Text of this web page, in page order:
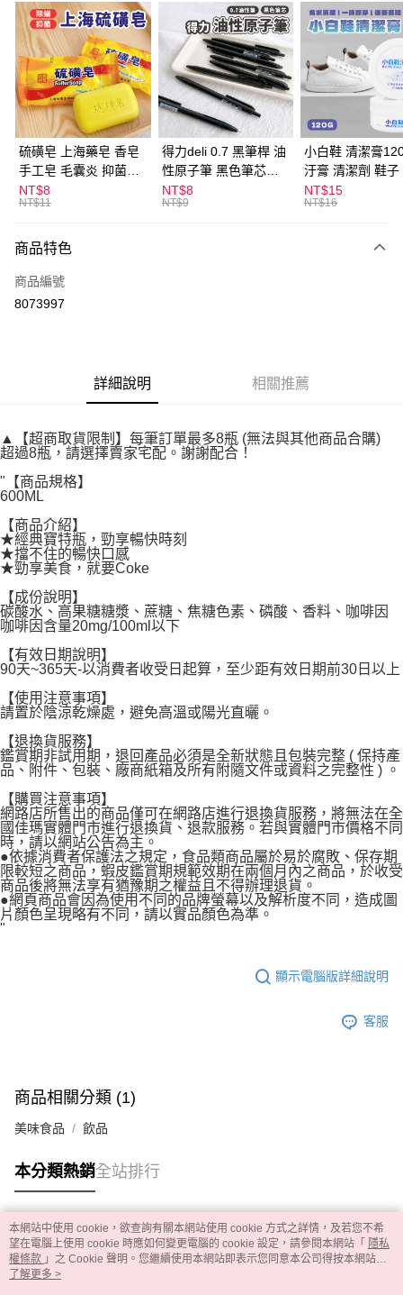
超商取貨付款
LINE Pay
Apple Pay
街口支付
悠遊付
ATM付款
全家取貨付款
每筆NT$60，滿NT$599(含以上)免運費
付款後全家取貨
每筆NT$60，滿NT$599(含以上)免運費
每筆NT$60，滿NT$599(含以上)免運費
宅配
每筆NT$120，滿NT$1,999(含以上)免運費
硫磺皂 上海藥皂 香皂
手工皂 毛囊炎 抑菌除
蟎 清潔護膚 去油去痘
寵物皮膚病 狗狗貓咪
NT$8
NT$11
得力deli 0.7 黑筆桿 油
性原子筆 黑色筆芯
S304
NT$8
NT$9
小白鞋 清潔膏
汙膏 清潔劑 鞋子
漬 白皮鞋 鞋油
NT$15
NT$16
商品特色
商品編號
8073997
詳細說明 相關推薦
▲【超商取貨限制】每筆訂單最多8瓶 (無法與其他商品合購)
超過8瓶，請選擇賣家宅配。謝謝配合！
"【商品規格】
600ML
【商品介紹】
★經典寶特瓶，勁享暢快時刻
★擋不住的暢快口感
★勁享美食，就要Coke
【成份說明】
碳酸水、高果糖糖漿、蔗糖、焦糖色素、磷酸、香料、咖啡因
咖啡因含量20mg/100ml以下
【有效日期說明】
90天~365天-以消費者收受日起算，至少距有效日期前30日以上
【使用注意事項】
請置於陰涼乾燥處，避免高溫或陽光直曬。
【退換貨服務】
鑑賞期非試用期，退回產品必須是全新狀態且包裝完整 ( 保持產
品、附件、包裝、廠商紙箱及所有附隨文件或資料之完整性 ) 。
【購買注意事項】
網路店所售出的商品僅可在網路店進行退換貨服務，將無法在全
國佳瑪實體門市進行退換貨、退款服務。若與實體門市價格不同
時，請以網站公告為主。
●依據消費者保護法之規定，食品類商品屬於易於腐敗、保存期
限較短之商品，蝦皮鑑賞期規範效期在兩個月內之商品，於收受
商品後將無法享有猶豫期之權益且不得辦理退貨。
●網頁商品會因為使用不同的品牌螢幕以及解析度不同，造成圖
片顏色呈現略有不同，請以實品顏色為準。
"
顯示電腦版詳細說明
客服
商品相關分類 (1)
美味食品 飲品
本分類熱銷全站排行
熱門標籤
本網站中使用 cookie，欲查詢有關本網站使用 cookie 方式之詳情，及若您不希
望在電腦上使用 cookie 時應如何變更電腦的 cookie 設定，請參閱本網站「 隱私
權條款 」之 Cookie 聲明。您繼續使用本網站即表示您同意本公司得按本網站使
用條款之 Cookie 聲明使用 cookie。
了解更多 >